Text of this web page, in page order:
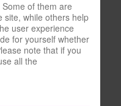
of them are
site, while others help
user experience
for yourself whether
note that if you
all the